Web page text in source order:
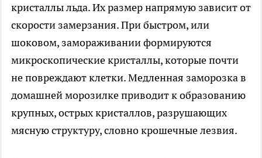
кристаллы льда. Их размер напрямую зависит от
скорости замерзания. При быстром, или
шоковом, замораживании формируются
микроскопические кристаллы, которые почти
не повреждают клетки. Медленная заморозка в
домашней морозилке приводит к образованию
крупных, острых кристаллов, разрушающих
мясную структуру, словно крошечные лезвия.